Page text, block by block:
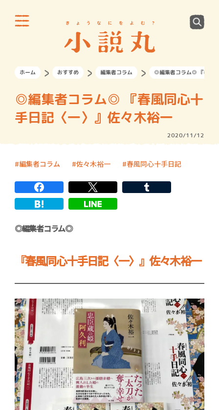
ホーム おすすめ 編集者コラム ◎編集者コラム◎ 『春風
◎編集者コラム◎ 『春風同心十
手日記〈一〉』佐々木裕一
2020/11/12
編集者コラム 佐々木裕一 春風同心十手日記
◎編集者コラム◎
『春風同心十手日記〈一〉』佐々木裕一